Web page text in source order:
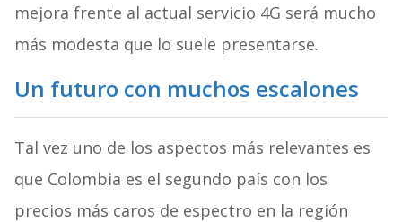
mejora frente al actual servicio 4G será mucho
más modesta que lo suele presentarse.
Un futuro con muchos escalones
Tal vez uno de los aspectos más relevantes es
que Colombia es el segundo país con los
precios más caros de espectro en la región